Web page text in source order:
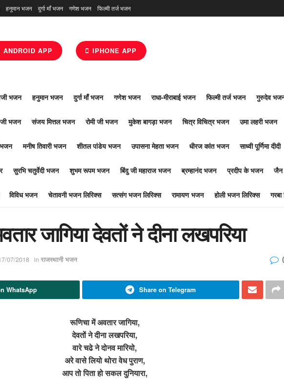
हनुमान भजन दुर्गा माँ भजन गणेश भजन फिल्मी तर्ज भजन
ANDROID APP IPHONE APP
भजन हनुमान भजन दुर्गा माँ भजन गणेश भजन राधा-मीराबाई भजन फिल्मी तर्ज भजन गुरुदेव
भजन संजय मित्तल भजन रोमी जी भजन मुकेश बागड़ा भजन चित्र विचित्र भजन उमा लहरी भजन
मनीष तिवारी भजन शीतल पांडेय भजन उपासना मेहता भजन धीरज कांत भजन साध्वी पूर्णिमा दीदी
सुरभि चतुर्वेदी भजन शुभम रूपम भजन बिंदु जी महाराज भजन ब्रम्हानंद भजन प्रदीप के भजन जैन
विविध भजन चेतावनी भजन लिरिक्स सत्संग भजन लिरिक्स रामायण भजन होली भजन लिरिक्स गरबा
जागिया देवतों ने दीना लखपरिया
07/2018 in राजस्थानी भजन
WhatsApp Share on Telegram
रूणिचा में अवतार जागिया,
देवतों ने दीना लखपरिया,
वारे चढे ने दोनव मारियो,
अरे वासे लियो थोरा वेध पुराण,
आप तो पिता हो सकल दुनियारा,